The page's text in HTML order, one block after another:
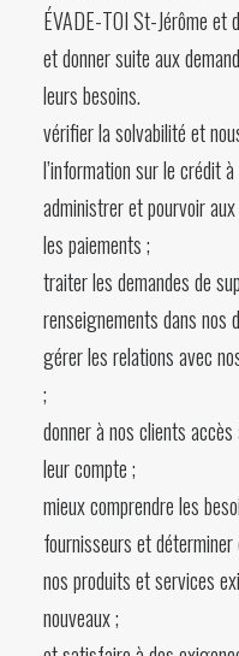
ÉVADE-TOI St-Jérôme et
et donner suite aux
leurs besoins.
vérifier la solvabilité et
l’information sur le crédit
administrer et pourvoir
les paiements ;
traiter les demandes de
renseignements dans nos
gérer les relations avec
;
donner à nos clients
leur compte ;
mieux comprendre les
fournisseurs et
nos produits et services
nouveaux ;